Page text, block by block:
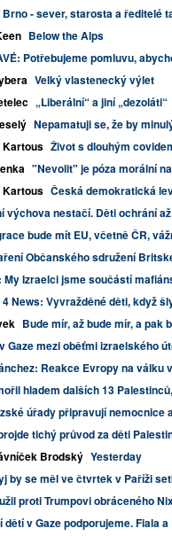
Brno - sever, starosta a ředitelé
Below the Alps
Potřebujeme pomluvu,
Velký vlastenecký výlet
„Liberální“ a jiní „dezoláti“
Nepamatuji se, že by
Kartous Život s dlouhým
"Nevolit" je póza morální
Kartous Česká demokratická
výchova nestačí. Děti ochrání
bude mít EU, včetně ČR,
Občanského sdružení
My Izraelci jsme součástí
4 News: Vyvražděné děti, když
Bude mír, až bude mír, a pak
Gaze mezi oběťmi izraelského
Reakce Evropy na válku
hladem dalších 13
úřady připravují nemocnice
tichý průvod za děti
Brodský Yesterday
by se měl ve čtvrtek v Paříži
proti Trumpovi obráceného
dětí v Gaze podporujeme. Fiala